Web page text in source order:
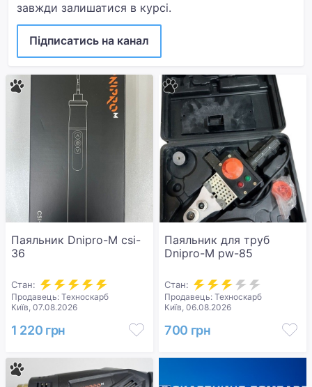
Паяльник Dnipro-M сsi-
36
Стан:
Продавець: Техноскарб
Київ, 07.08.2026
1 220 грн
Паяльник для труб
Dnipro-M pw-85
Стан:
Продавець: Техноскарб
Київ, 06.08.2026
700 грн
завжди залишатися в курсі.
Підписатись на канал